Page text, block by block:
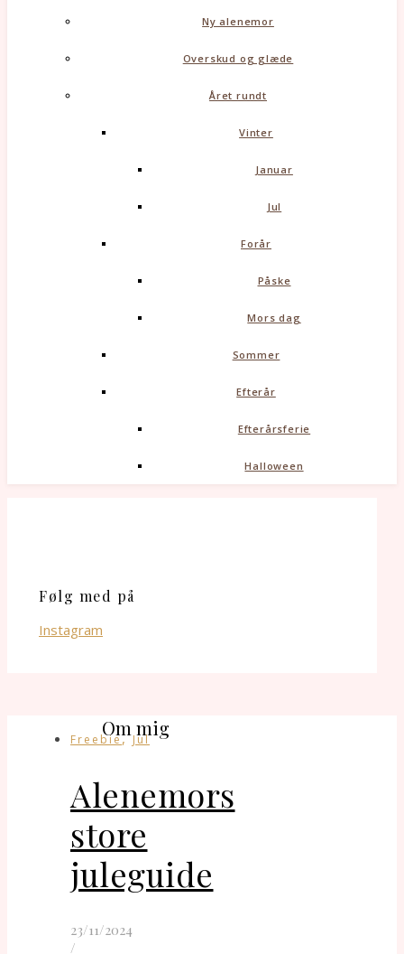
Ny alenemor
Overskud og glæde
Året rundt
Vinter
Januar
Jul
Forår
Påske
Mors dag
Sommer
Efterår
Efterårsferie
Halloween
Følg med på
Instagram
Freebie,Jul
Alenemors
store
juleguide
23/11/2024
/
Om mig